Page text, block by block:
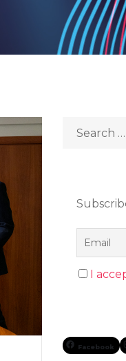
I
Facebook